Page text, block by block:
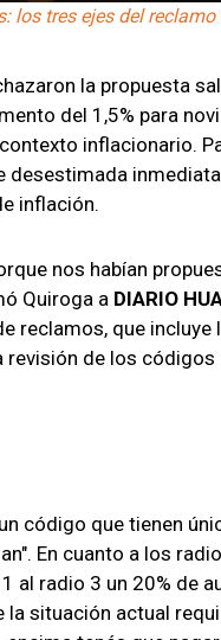
tres ejes del reclamo
la propuesta
del 1,5% para
inflacionario.
desestimada
inflación.
nos habían
Quiroga a DIARIO
reclamos, que incluye
de los códigos
código que tienen
En cuanto a los
al radio 3 un 20% de
situación actual